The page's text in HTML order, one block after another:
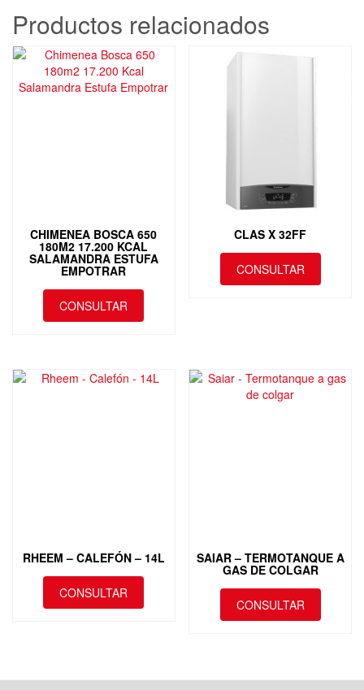
Productos relacionados
CHIMENEA BOSCA 650
180M2 17.200 KCAL
SALAMANDRA ESTUFA
EMPOTRAR
CONSULTAR
CLAS X 32FF
CONSULTAR
RHEEM – CALEFÓN – 14L
CONSULTAR
SAIAR – TERMOTANQUE A
GAS DE COLGAR
CONSULTAR